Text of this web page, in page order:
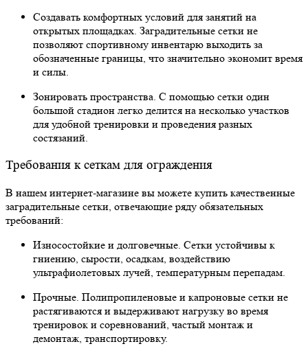
Создавать комфортных условий для занятий на
открытых площадках. Заградительные сетки не
позволяют спортивному инвентарю выходить за
обозначенные границы, что значительно экономит время
и силы.
Зонировать пространства. С помощью сетки один
большой стадион легко делится на несколько участков
для удобной тренировки и проведения разных
состязаний.
Требования к сеткам для ограждения
В нашем интернет-магазине вы можете купить качественные
заградительные сетки, отвечающие ряду обязательных
требований:
Износостойкие и долговечные. Сетки устойчивы к
гниению, сырости, осадкам, воздействию
ультрафиолетовых лучей, температурным перепадам.
Прочные. Полипропиленовые и капроновые сетки не
растягиваются и выдерживают нагрузку во время
тренировок и соревнований, частый монтаж и
демонтаж, транспортировку.